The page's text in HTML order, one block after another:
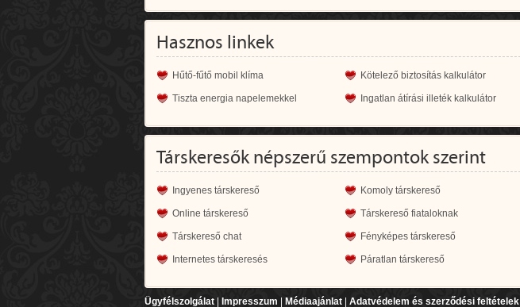
Hasznos linkek
Hűtő-fűtő mobil klíma Kötelező biztosítás kalkulátor
Tiszta energia napelemekkel Ingatlan átírási illeték kalkulátor
Társkeresők népszerű szempontok szerint
Ingyenes társkereső Komoly társkereső
Online társkereső Társkereső fiataloknak
Társkereső chat Fényképes társkereső
Internetes társkeresés Páratlan társkereső
Ügyfélszolgálat Impresszum Médiaajánlat Adatvédelem és szerződési feltételek